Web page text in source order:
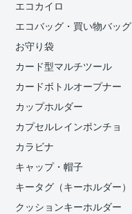
エコカイロ
エコバッグ・買い物バッグ
お守り袋
カード型マルチツール
カードボトルオープナー
カップホルダー
カプセルレインポンチョ
カラビナ
キャップ・帽子
キータグ（キーホルダー）
クッションキーホルダー